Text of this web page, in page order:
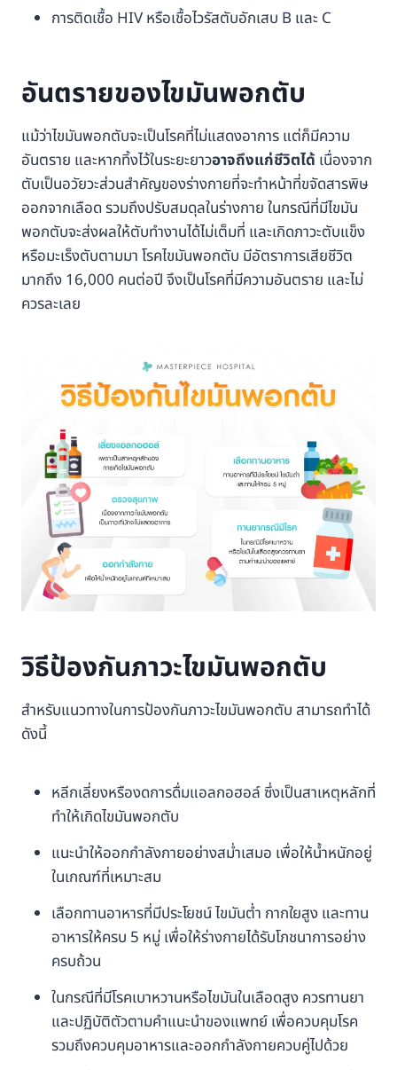
การติดเชื้อ HIV หรือเชื้อไวรัสตับอักเสบ B และ C
อันตรายของไขมันพอกตับ
แม้ว่าไขมันพอกตับจะเป็นโรคที่ไม่แสดงอาการ แต่ก็มีความ
อันตราย และหากทิ้งไว้ในระยะยาวอาจถึงแก่ชีวิตได้ เนื่องจาก
ตับเป็นอวัยวะส่วนสำคัญของร่างกายที่จะทำหน้าที่ขจัดสารพิษ
ออกจากเลือด รวมถึงปรับสมดุลในร่างกาย ในกรณีที่มีไขมัน
พอกตับจะส่งผลให้ตับทำงานได้ไม่เต็มที่ และเกิดภาวะตับแข็ง
หรือมะเร็งตับตามมา โรคไขมันพอกตับ มีอัตราการเสียชีวิต
มากถึง 16,000 คนต่อปี จึงเป็นโรคที่มีความอันตราย และไม่
ควรละเลย
วิธีป้องกันภาวะไขมันพอกตับ
สำหรับแนวทางในการป้องกันภาวะไขมันพอกตับ สามารถทำได้
ดังนี้
หลีกเลี่ยงหรืองดการดื่มแอลกอฮอล์ ซึ่งเป็นสาเหตุหลักที่
ทำให้เกิดไขมันพอกตับ
แนะนำให้ออกกำลังกายอย่างสม่ำเสมอ เพื่อให้น้ำหนักอยู่
ในเกณฑ์ที่เหมาะสม
เลือกทานอาหารที่มีประโยชน์ ไขมันต่ำ กากใยสูง และทาน
อาหารให้ครบ 5 หมู่ เพื่อให้ร่างกายได้รับโภชนาการอย่าง
ครบถ้วน
ในกรณีที่มีโรคเบาหวานหรือไขมันในเลือดสูง ควรทานยา
และปฏิบัติตัวตามคำแนะนำของแพทย์ เพื่อควบคุมโรค
รวมถึงควบคุมอาหารและออกกำลังกายควบคู่ไปด้วย